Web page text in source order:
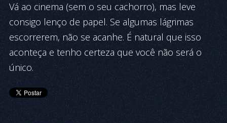
Vá ao cinema (sem o seu cachorro), mas leve
consigo lenço de papel. Se algumas lágrimas
escorrerem, não se acanhe. É natural que isso
aconteça e tenho certeza que você não será o
único.